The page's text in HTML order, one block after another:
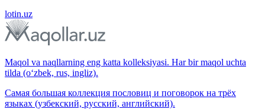
lotin.uz
Maqol va naqllarning eng katta kolleksiyasi. Har bir maqol uchta
tilda (o‘zbek, rus, ingliz).
Самая большая коллекция пословиц и поговорок на трёх
языках (узбекский, русский, английский).